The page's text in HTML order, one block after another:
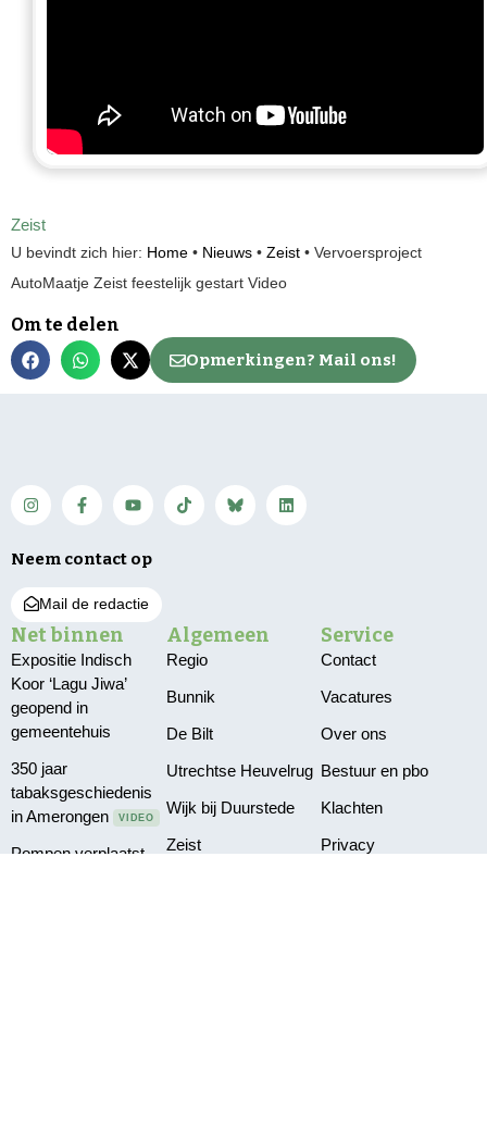
Zeist
U bevindt zich hier: Home • Nieuws • Zeist • Vervoersproject
AutoMaatje Zeist feestelijk gestart Video
Om te delen
Opmerkingen? Mail ons!
Neem contact op
Mail de redactie
Net binnen
Expositie Indisch
Koor ‘Lagu Jiwa’
geopend in
gemeentehuis
350 jaar
tabaksgeschiedenis
in Amerongen
VIDEO
Pompen verplaatst
Algemeen
Regio
Bunnik
De Bilt
Utrechtse Heuvelrug
Wijk bij Duurstede
Zeist
Service
Contact
Vacatures
Over ons
Bestuur en pbo
Klachten
Privacy